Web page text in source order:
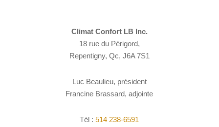
Climat Confort LB Inc.
18 rue du Périgord,
Repentigny, Qc, J6A 7S1
Luc Beaulieu, président
Francine Brassard, adjointe
Tél :514 238-6591